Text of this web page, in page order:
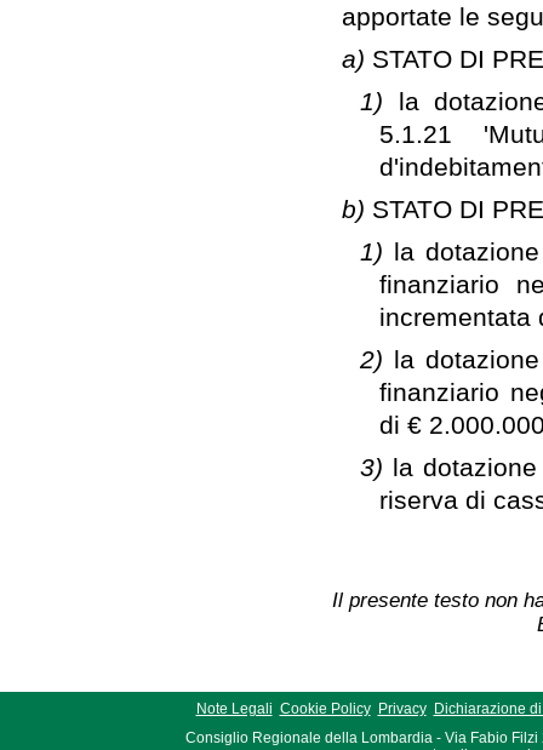
apportate le
a) STATO DI
1) la
5.1.21
b) STATO DI
1) la
finanziario
incrementata
2) la
finanziario
di €
3) la
riserva di
Il presente testo non
Note Legali Cookie Policy Privacy
Dichiarazione
Consiglio Regionale della Lombardia - Via Fabio Filzi